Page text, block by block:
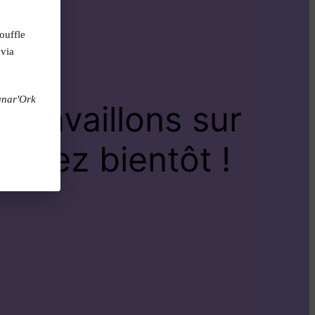
travaillons sur
bientôt !